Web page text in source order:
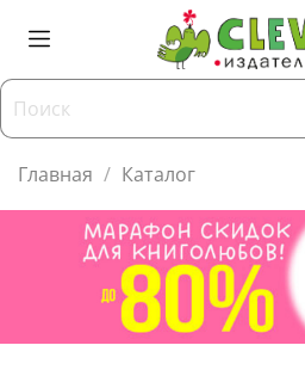
Главная Каталог